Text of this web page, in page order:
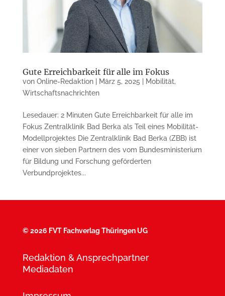
Gute Erreichbarkeit für alle im Fokus
von Online-Redaktion| März 5, 2025 Mobilität,
Wirtschaftsnachrichten
Lesedauer: 2 Minuten Gute Erreichbarkeit für alle im
Fokus Zentralklinik Bad Berka als Teil eines Mobilität-
Modellprojektes Die Zentralklinik Bad Berka (ZBB) ist
einer von sieben Partnern des vom Bundesministerium
für Bildung und Forschung geförderten
Verbundprojektes...
©2026 FVT Fachverlag Thüringen UG
Redaktion & Ansprechpartner
Mediadaten